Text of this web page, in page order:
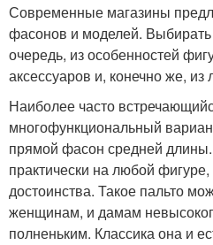
Современные магазины
фасонов и моделей.
очередь, из особенностей
аксессуаров и, конечно же,
Наиболее часто
многофункциональный
прямой фасон средней
практически на любой
достоинства. Такое пальто
женщинам, и дамам
полненьким. Классика она и